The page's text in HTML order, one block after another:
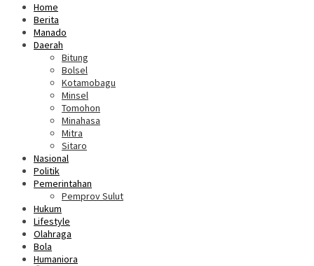
Home
Berita
Manado
Daerah
Bitung
Bolsel
Kotamobagu
Minsel
Tomohon
Minahasa
Mitra
Sitaro
Nasional
Politik
Pemerintahan
Pemprov Sulut
Hukum
Lifestyle
Olahraga
Bola
Humaniora